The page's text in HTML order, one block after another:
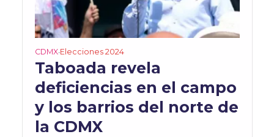
CDMX•Elecciones 2024
Taboada revela
deficiencias en el campo
y los barrios del norte de
la CDMX